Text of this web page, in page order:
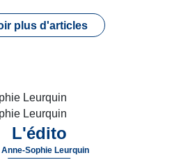
plus d'articles
L'édito
Anne-Sophie Leurquin